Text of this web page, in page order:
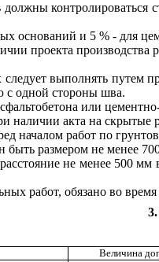
контролироваться
оснований и 5 % - для
проекта
выполнять путем
с одной стороны шва.
или
наличии акта на скрытые
началом работ по
размером не менее
не менее 500
работ, обязано во
Величина